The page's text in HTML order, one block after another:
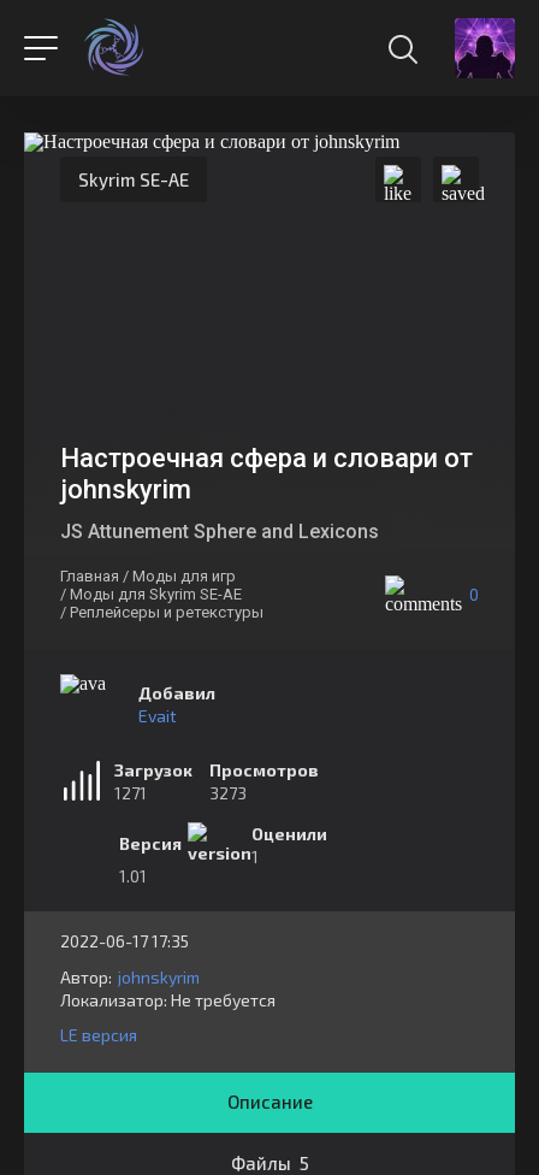
Skyrim SE-AE
Настроечная сфера и словари от
johnskyrim
JS Attunement Sphere and Lexicons
Главная / Моды для игр
/ Моды для Skyrim SE-AE
/ Реплейсеры и ретекстуры
0
Добавил
Evait
Загрузок
1271
Просмотров
3273
Версия
1.01
Оценили
1
2022-06-17 17:35
Автор: johnskyrim
Локализатор: ⁣⁣⁣Не требуется
LE версия
Описание
Файлы 5